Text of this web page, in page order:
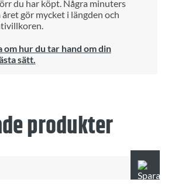
du har köpt. Några minuters
gör mycket i längden och
om hur du tar hand om din
sätt.
produkter